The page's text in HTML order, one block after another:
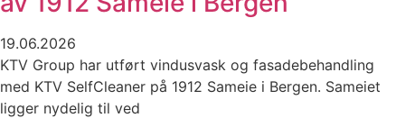
19.06.2026
KTV Group har utført vindusvask og fasadebehandling
med KTV SelfCleaner på 1912 Sameie i Bergen. Sameiet
ligger nydelig til ved